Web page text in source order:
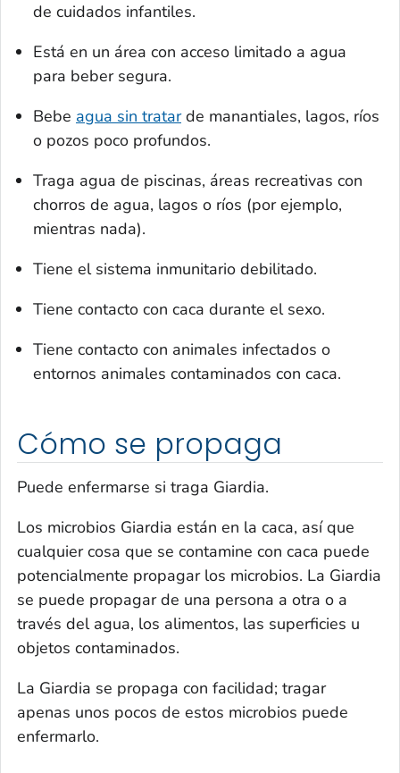
de cuidados infantiles.
Está en un área con acceso limitado a agua
para beber segura.
Bebe agua sin tratarde manantiales, lagos, ríos
o pozos poco profundos.
Traga agua de piscinas, áreas recreativas con
chorros de agua, lagos o ríos (por ejemplo,
mientras nada).
Tiene el sistema inmunitario debilitado.
Tiene contacto con caca durante el sexo.
Tiene contacto con animales infectados o
entornos animales contaminados con caca.
Cómo se propaga
Puede enfermarse si traga Giardia.
Los microbios Giardia están en la caca, así que
cualquier cosa que se contamine con caca puede
potencialmente propagar los microbios. La Giardia
se puede propagar de una persona a otra o a
través del agua, los alimentos, las superficies u
objetos contaminados.
La Giardia se propaga con facilidad; tragar
apenas unos pocos de estos microbios puede
enfermarlo.